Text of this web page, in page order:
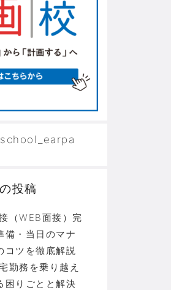
投稿
（WEB面接）完
備・当日のマナ
コツを徹底解説
勤務を乗り越え
困りごとと解決